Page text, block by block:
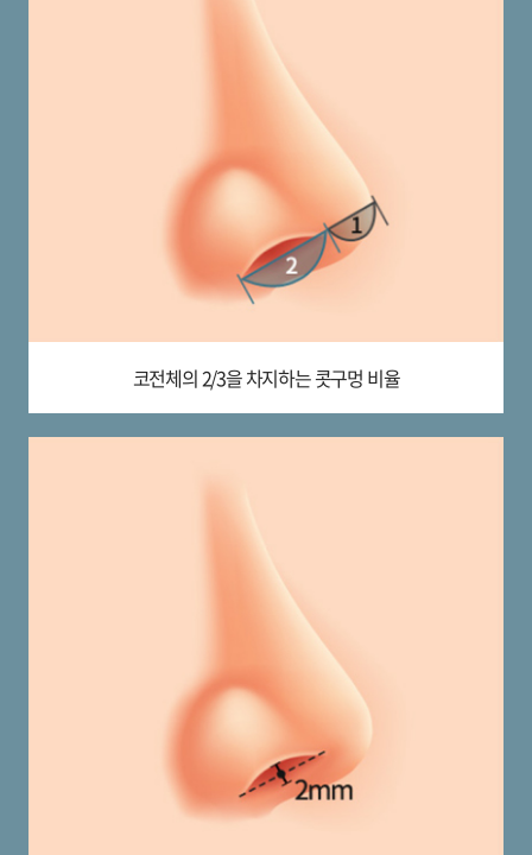
코전체의 2/3을차지하는 콧구멍 비율